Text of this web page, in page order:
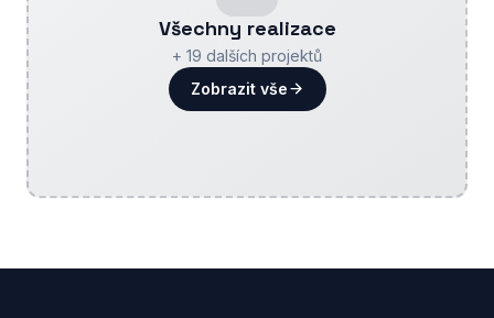
Všechny realizace
+ 19 dalších projektů
Zobrazit vše